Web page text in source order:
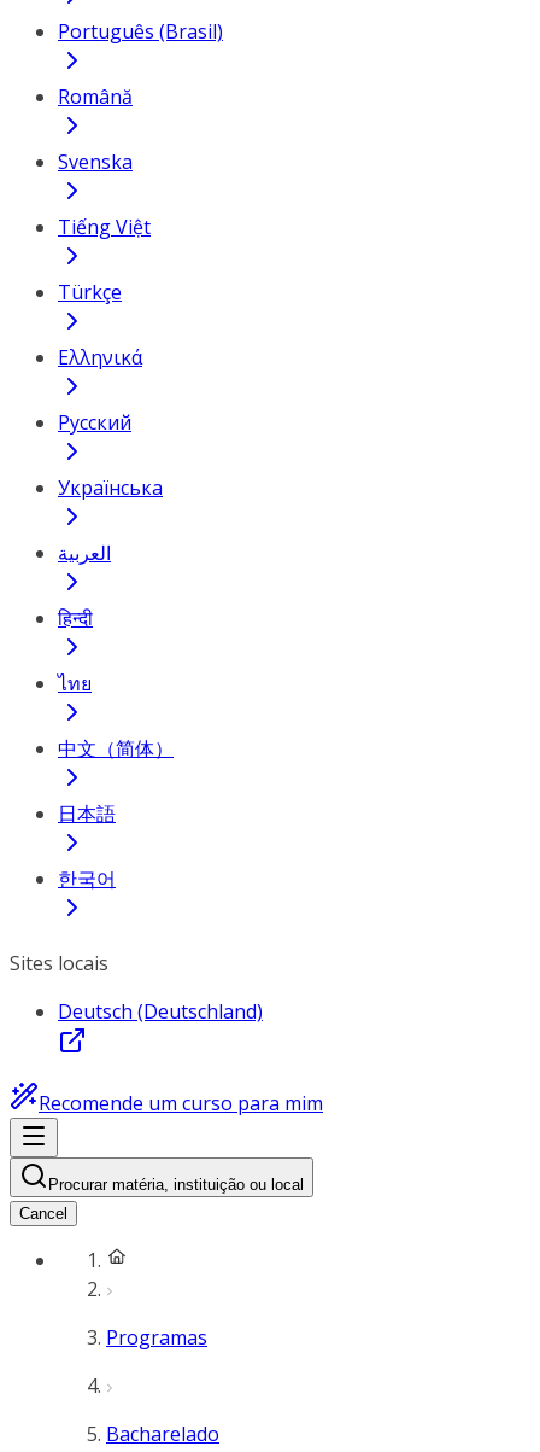
Português (Brasil)
Română
Svenska
Tiếng Việt
Türkçe
Ελληνικά
Русский
Українська
العربية
हिन्दी
ไทย
中文（简体）
日本語
한국어
Sites locais
Deutsch (Deutschland)
Recomende um curso para mim
Procurar matéria, instituição ou local
Cancel
Programas
Bacharelado